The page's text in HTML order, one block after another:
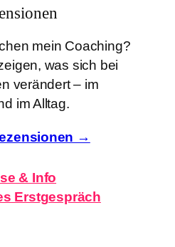
mein Coaching?
was sich bei
verändert – im
im Alltag.
→
& Info
Erstgespräch